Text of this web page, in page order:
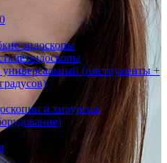
эндоскопы
эндоскопы
(инструменты +
и хирургии